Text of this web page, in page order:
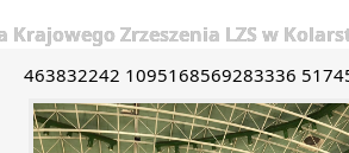
Zrzeszenia LZS w
463832242 1095168569283336